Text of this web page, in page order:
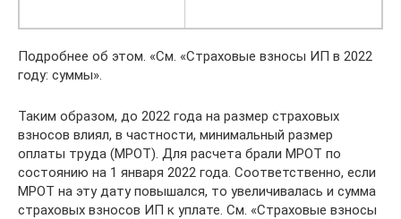
Подробнее об этом. «См. «Страховые взносы ИП в 2022
году: суммы».
Таким образом, до 2022 года на размер страховых
взносов влиял, в частности, минимальный размер
оплаты труда (МРОТ). Для расчета брали МРОТ по
состоянию на 1 января 2022 года. Соответственно, если
МРОТ на эту дату повышался, то увеличивалась и сумма
страховых взносов ИП к уплате. См. «Страховые взносы